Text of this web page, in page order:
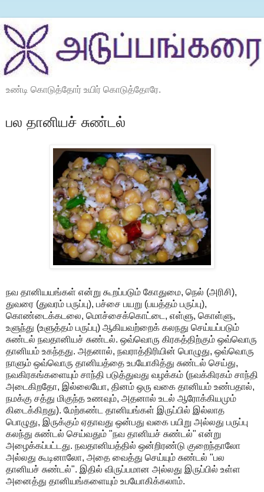
உண்டி கொடுத்தோர் உயிர் கொடுத்தோரே.
பல தானியச் சுண்டல்
நவ தானியயங்கள் என்று கூறப்படும் கோதுமை, நெல் (அரிசி),
துவரை (துவரம் பருப்பு), பச்சை பயறு (பயத்தம் பருப்பு),
கொண்டைக்கடலை, மொச்சைக்கொட்டை, எள்ளு, கொள்ளு,
உளுந்து (உளுத்தம் பருப்பு) ஆகியவற்றைக் கலநது செய்யப்படும்
சுண்டல் நவதானியச் சுண்டல். ஒவ்வொரு கிரகத்திற்கும் ஒவ்வொரு
தானியம் உகந்தது. அதனால், நவராத்திரியின் பொழுது, ஒவ்வொரு
நாளும் ஒவ்வொரு தானியத்தை உபயோகித்து சுண்டல் செய்து,
நவகிரகங்களையும் சாந்தி படுத்துவது வழக்கம் (நவக்கிரகம் சாந்தி
அடைகிறதோ, இல்லையோ, தினம் ஒரு வகை தானியம் உண்பதால்,
நமக்கு சத்து மிகுந்த உணவும், அதனால் உடல் ஆரோக்கியமும்
கிடைக்கிறது). மேற்கண்ட தானியங்கள் இருப்பில் இல்லாத
பொழுது, இருக்கும் ஏதாவது ஒன்பது வகை பயிறு அல்லது பருப்பு
கலந்து சுண்டல் செய்வதும் "நவ தானியச் சுண்டல்" என்று
அழைக்கப்பட்டது. நவதானியத்தில் ஒன்றிரண்டு குறைந்தாலோ
அல்லது கூடினாலோ, அதை வைத்து செய்யும் சுண்டல் "பல
தானியச் சுண்டல்". இதில் விருப்பமான அல்லது இருப்பில் உள்ள
அனைத்து தானியங்களையும் உபயோகிக்கலாம்.